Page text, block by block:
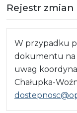
Rejestr zmian
W przypadku
dokumentu na
uwag
Chałupka-